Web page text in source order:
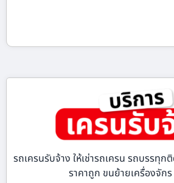
รถเครนรับจ้าง ให้เช่ารถเครน รถบรรทุก
ราคาถูก ขนย้ายเครื่องจัก